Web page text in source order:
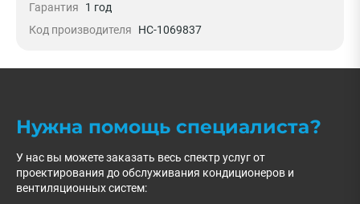
Гарантия
1 год
Код производителя
НС-1069837
Нужна помощь специалиста?
У нас вы можете заказать весь спектр услуг от
проектирования до обслуживания кондиционеров и
вентиляционных систем: